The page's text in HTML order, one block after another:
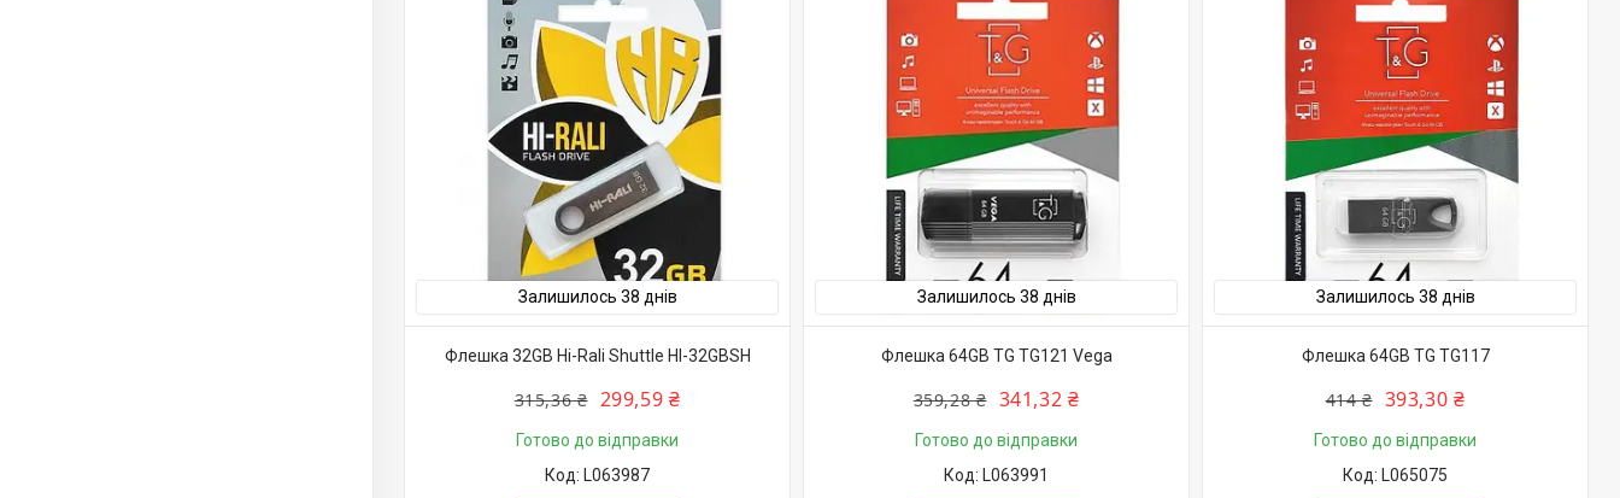
Залишилось 38 днів
Флешка 32GB Hi-Rali Shuttle HI-32GBSH
315,36 ₴ 299,59 ₴
Готово до відправки
L063987
Залишилось 38 днів
Флешка 64GB TG TG121 Vega
359,28 ₴ 341,32 ₴
Готово до відправки
L063991
Залишилось 38 днів
Флешка 64GB TG TG117
414 ₴ 393,30 ₴
Готово до відправки
L065075